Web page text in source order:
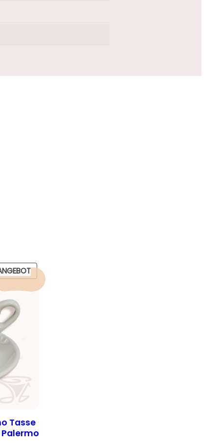
PRODUKT
IM
ANGEBOT
Tasse